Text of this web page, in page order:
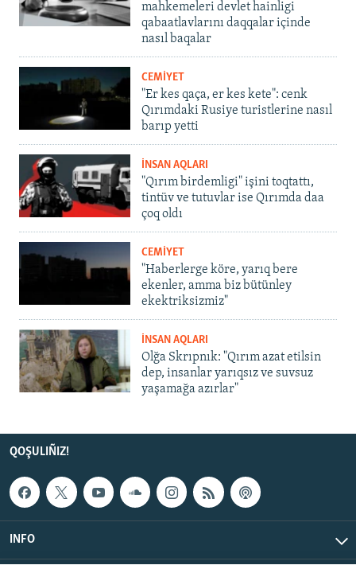
mahkemeleri devlet hainligi
qabaatlavlarını daqqalar içinde
nasıl baqalar
CEMİYET
"Er kes qaça, er kes kete": cenk
Qırımdaki Rusiye turistlerine nasıl
barıp yetti
İNSAN AQLARI
"Qırım birdemligi" işini toqtattı,
tintüv ve tutuvlar ise Qırımda daa
çoq oldı
CEMİYET
"Haberlerge köre, yarıq bere
ekenler, amma biz bütünley
ekektriksizmiz"
İNSAN AQLARI
Olğa Skrıpnık: "Qırım azat etilsin
dep, insanlar yarıqsız ve suvsuz
yaşamağa azırlar"
QOŞULIÑIZ!
INFO